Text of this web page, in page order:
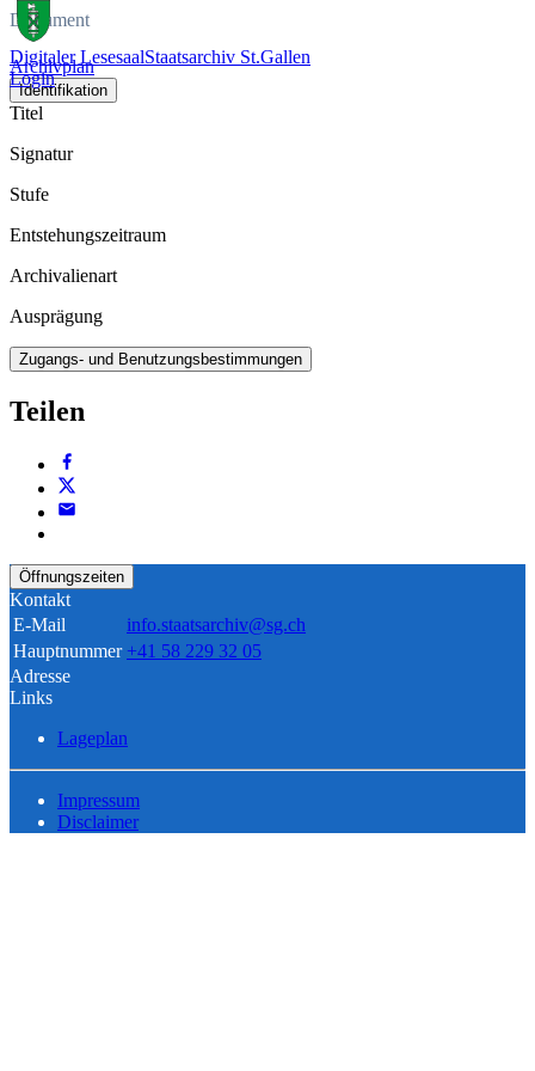
Digitaler LesesaalStaatsarchiv St.Gallen
Login
Dokument
Archivplan
Identifikation
Titel
Signatur
Stufe
Entstehungszeitraum
Archivalienart
Ausprägung
Zugangs- und Benutzungsbestimmungen
Teilen
Öffnungszeiten
Kontakt
E-Mail
info.staatsarchiv@sg.ch
Hauptnummer +41 58 229 32 05
Adresse
Links
Lageplan
Impressum
Disclaimer